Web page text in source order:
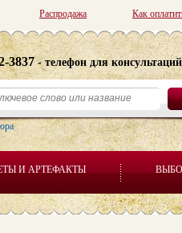
Как
Распродажа
И АРТЕФАКТЫ
3837- телефон для консультаций